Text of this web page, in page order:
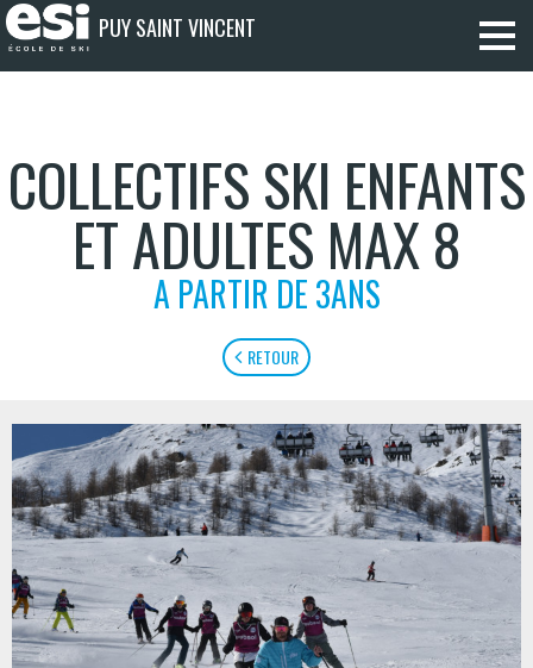
PUY SAINT VINCENT
COLLECTIFS SKI ENFANTS
ET ADULTES MAX 8
A PARTIR DE 3ANS
RETOUR